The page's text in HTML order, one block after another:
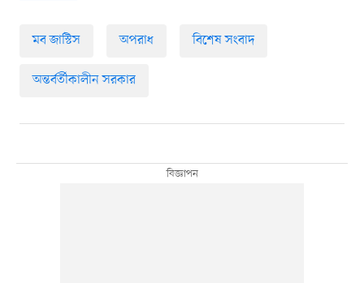
মব জাস্টিস অপরাধ বিশেষ সংবাদ
অন্তর্বর্তীকালীন সরকার